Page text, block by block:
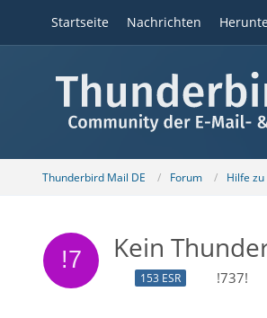
Startseite Nachrichten
Thunderbird Mail DE Forum Hilfe
Kein
153 ESR !737!